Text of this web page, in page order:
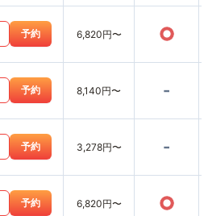
予約 6,820円〜 ○
予約 8,140円〜 -
予約 3,278円〜 -
予約 6,820円〜 ○